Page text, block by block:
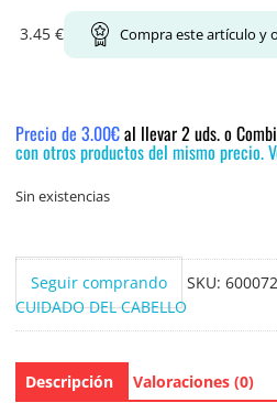
3.45 € Compra este artículo y
Precio de 3.00€al llevar 2 uds. o
con otros productos del mismo precio.
Sin existencias
Seguir comprando SKU:
CUIDADO DEL CABELLO
Descripción Valoraciones (0)